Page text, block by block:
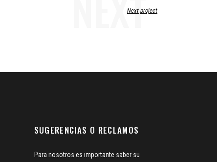
Next project
SUGERENCIAS O RECLAMOS
Para nosotros es importante saber su